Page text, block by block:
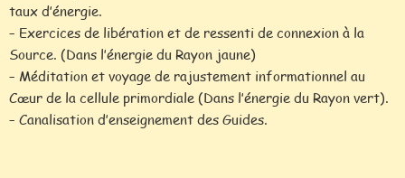
taux d’énergie.
– Exercices de libération et de ressenti de connexion à la
Source. (Dans l’énergie du Rayon jaune)
– Méditation et voyage de rajustement informationnel au
Cœur de la cellule primordiale (Dans l’énergie du Rayon vert).
– Canalisation d’enseignement des Guides.